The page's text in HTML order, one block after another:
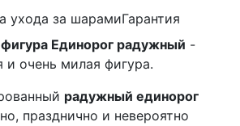
ухода за шарамиГарантия
Единорог радужный -
и очень милая фигура.
радужный единорог
празднично и невероятно